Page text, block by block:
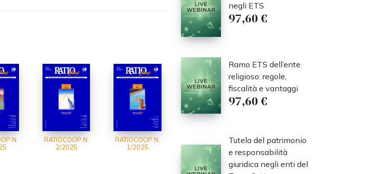
N.
RATIOCOOP N.
2/2025
RATIOCOOP N.
1/2025
negli ETS
97,60 €
Ramo ETS dell’ente
religioso: regole,
fiscalità e vantaggi
97,60 €
Tutela del patrimonio
e responsabilità
giuridica negli enti del